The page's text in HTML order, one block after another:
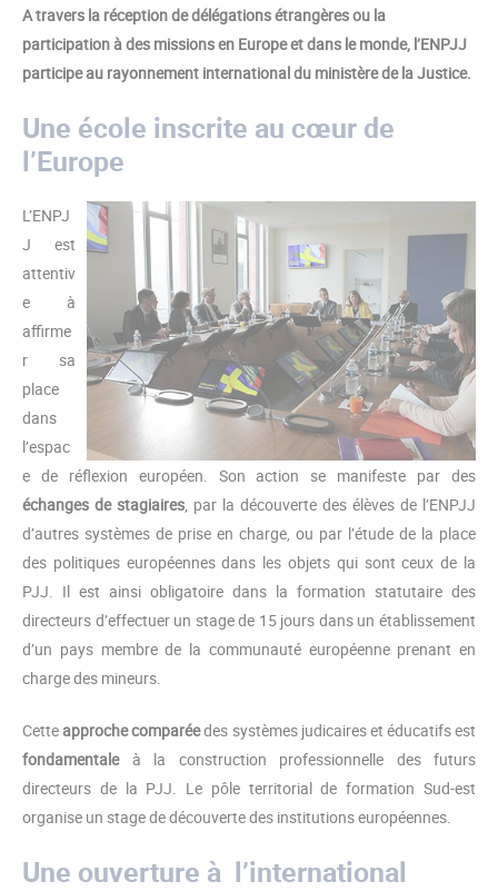
A travers la réception de délégations étrangères ou la
participation à des missions en Europe et dans le monde, l’ENPJJ
participe au rayonnement international du ministère de la Justice.
Une école inscrite au cœur de
l’Europe
L’ENPJ
J est
attentiv
e à
affirme
r sa
place
dans
l’espac
e de réflexion européen. Son action se manifeste par des
échanges de stagiaires, par la découverte des élèves de l’ENPJJ
d’autres systèmes de prise en charge, ou par l’étude de la place
des politiques européennes dans les objets qui sont ceux de la
PJJ. Il est ainsi obligatoire dans la formation statutaire des
directeurs d’effectuer un stage de 15 jours dans un établissement
d’un pays membre de la communauté européenne prenant en
charge des mineurs.
Cetteapproche comparéedes systèmes judicaires et éducatifs est
fondamentaleà la construction professionnelle des futurs
directeurs de la PJJ. Le pôle territorial de formation Sud-est
organise un stage de découverte des institutions européennes.
Une ouverture à l’international